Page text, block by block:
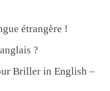
étrangère !
?
Briller in English –